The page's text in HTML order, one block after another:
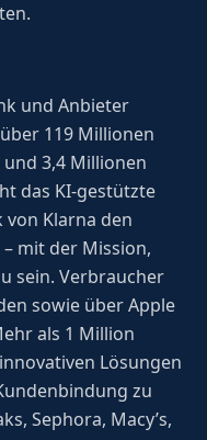
und Anbieter
119 Millionen
3,4 Millionen
das KI-gestützte
Klarna den
mit der Mission,
sein. Verbraucher
sowie über Apple
als 1 Million
Lösungen
zu
Sephora, Macy’s,